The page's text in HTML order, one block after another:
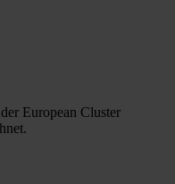
European Cluster